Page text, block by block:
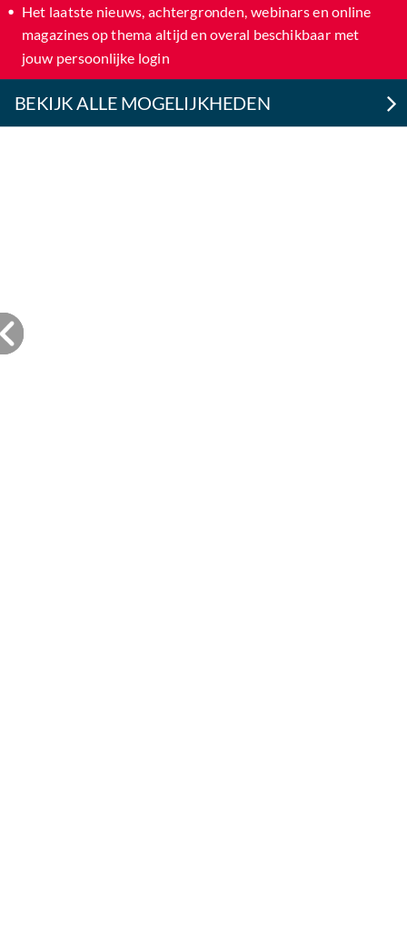
Het laatste nieuws, achtergronden, webinars en online
magazines op thema altijd en overal beschikbaar met
jouw persoonlijke login
BEKIJK ALLE MOGELIJKHEDEN